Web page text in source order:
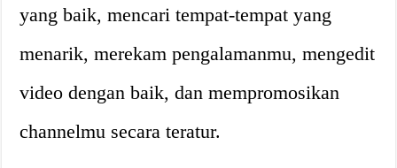
yang baik, mencari tempat-tempat yang
menarik, merekam pengalamanmu, mengedit
video dengan baik, dan mempromosikan
channelmu secara teratur.